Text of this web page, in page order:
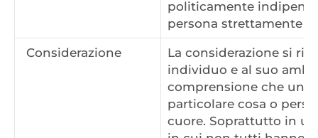
politicamente
persona strettamente
Considerazione
La considerazione si
individuo e al suo
comprensione che una
particolare cosa o
cuore. Soprattutto in